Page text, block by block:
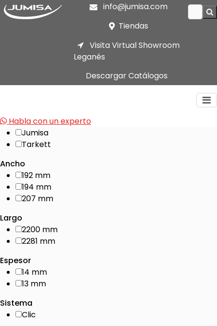
info@jumisa.com
Tiendas
Visita Virtual Showroom
Leganés
Descargar Catálogos
Habla con un experto
Jumisa
Tarkett
Ancho
192 mm
194 mm
207 mm
Largo
2200 mm
2281 mm
Espesor
14 mm
13 mm
Sistema
Clic